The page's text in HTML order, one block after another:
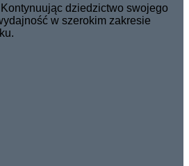
dziedzictwo swojego
w szerokim zakresie